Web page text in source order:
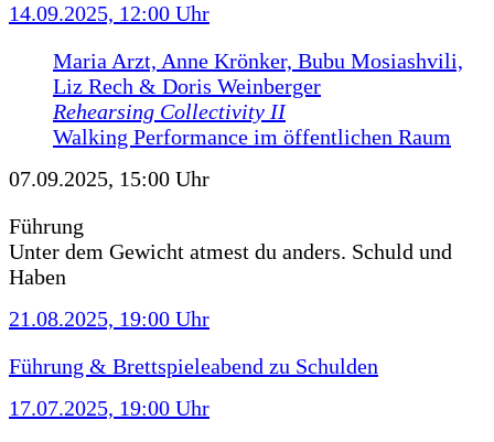
14.09.2025, 12:00 Uhr
Maria Arzt, Anne Krönker, Bubu Mosiashvili,
Liz Rech & Doris Weinberger
Rehearsing Collectivity II
Walking Performance im öffentlichen Raum
07.09.2025, 15:00 Uhr
Führung
Unter dem Gewicht atmest du anders. Schuld und
Haben
21.08.2025, 19:00 Uhr
Führung & Brettspieleabend zu Schulden
17.07.2025, 19:00 Uhr